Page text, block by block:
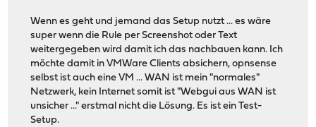
Wenn es geht und jemand das Setup nutzt ... es wäre
super wenn die Rule per Screenshot oder Text
weitergegeben wird damit ich das nachbauen kann. Ich
möchte damit in VMWare Clients absichern, opnsense
selbst ist auch eine VM ... WAN ist mein "normales"
Netzwerk, kein Internet somit ist "Webgui aus WAN ist
unsicher ..." erstmal nicht die Lösung. Es ist ein Test-
Setup.